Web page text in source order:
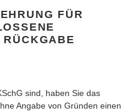
FÜR
sind, haben Sie das
Angabe von Gründen einen